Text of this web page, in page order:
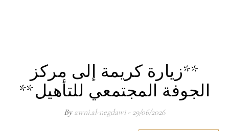
**زيارة كريمة إلى مركز
الجوفة المجتمعي للتأهيل**
29/06/2026
- By
awni.al-negdawi